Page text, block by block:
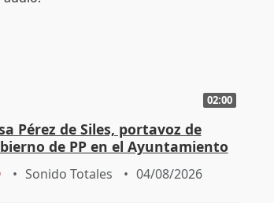
02:00
Pérez de Siles, portavoz de
de PP en el Ayuntamiento
Málaga, deja la política
Sonido Totales 04/08/2026